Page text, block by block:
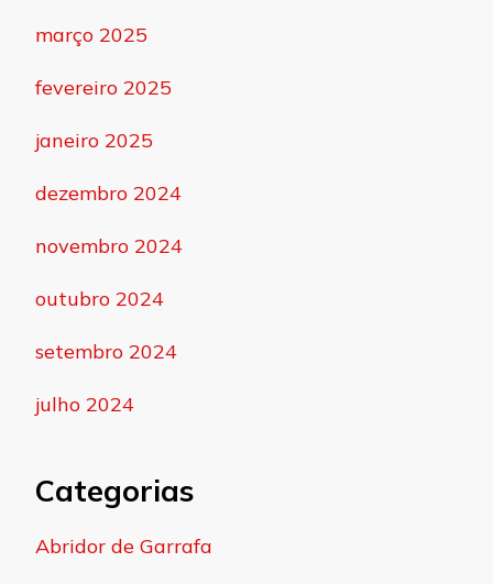
março 2025
fevereiro 2025
janeiro 2025
dezembro 2024
novembro 2024
outubro 2024
setembro 2024
julho 2024
Categorias
Abridor de Garrafa